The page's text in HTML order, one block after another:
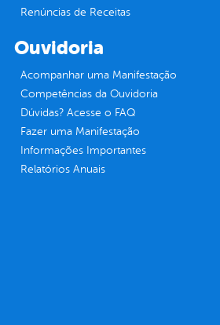
Renúncias de Receitas
Ouvidoria
Acompanhar uma Manifestação
Competências da Ouvidoria
Dúvidas? Acesse o FAQ
Fazer uma Manifestação
Informações Importantes
Relatórios Anuais